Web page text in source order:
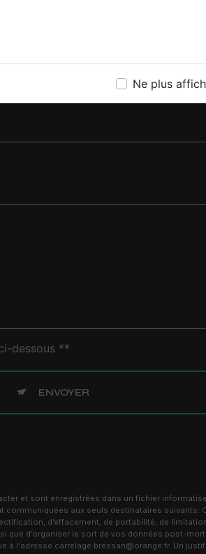
Ne plus
À NOUS
dessous **
ENVOYER
et sont enregistrées dans un fichier
aux seuls destinataires suivants:
d’effacement, de portabilité, de
que d’organiser le sort de vos données post-
l'adresse carrelage.bressan@orange.fr. Un